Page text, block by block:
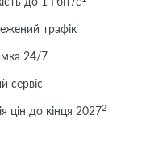
трафік
24/7
сервіс
цін до кінця 20272